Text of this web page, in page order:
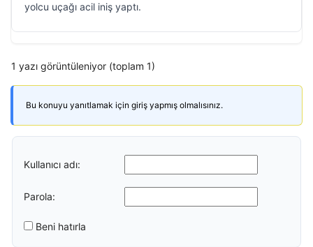
yolcu uçağı acil iniş yaptı.
1 yazı görüntüleniyor (toplam 1)
Bu konuyu yanıtlamak için giriş yapmış olmalısınız.
Kullanıcı adı:
Parola:
Beni hatırla